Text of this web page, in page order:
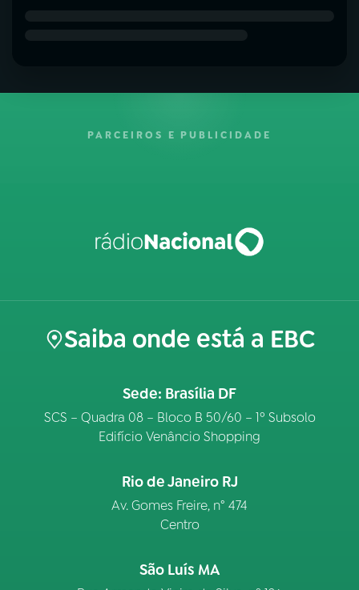
PARCEIROS E PUBLICIDADE
Saiba onde está a EBC
Sede: Brasília DF
SCS – Quadra 08 – Bloco B 50/60 – 1º Subsolo
Edifício Venâncio Shopping
Rio de Janeiro RJ
Av. Gomes Freire, n° 474
Centro
São Luís MA